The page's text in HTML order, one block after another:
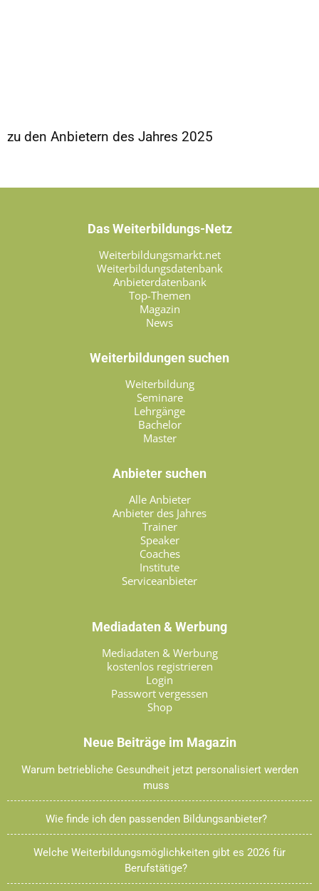
zu den Anbietern des Jahres 2025
Das Weiterbildungs-Netz
Weiterbildungsmarkt.net
Weiterbildungsdatenbank
Anbieterdatenbank
Top-Themen
Magazin
News
Weiterbildungen suchen
Weiterbildung
Seminare
Lehrgänge
Bachelor
Master
Anbieter suchen
Alle Anbieter
Anbieter des Jahres
Trainer
Speaker
Coaches
Institute
Serviceanbieter
Mediadaten & Werbung
Mediadaten & Werbung
kostenlos registrieren
Login
Passwort vergessen
Shop
Neue Beiträge im Magazin
Warum betriebliche Gesundheit jetzt personalisiert werden
muss
Wie finde ich den passenden Bildungsanbieter?
Welche Weiterbildungsmöglichkeiten gibt es 2026 für
Berufstätige?